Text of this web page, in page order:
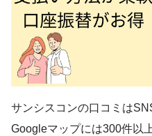
サンシスコンの口コミは
Googleマップには300件以